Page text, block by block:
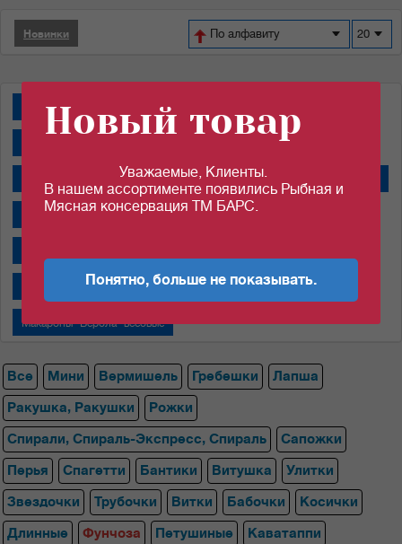
20
По алфавиту
Новинки
Макароны ТМ "Крошка-Поварешка"
Крошка-Поварешка 3 кг группа А Крошка-Поварешка 3 кг группа В
Макароны ТМ "Макфа" Макароны ТМ "Рахимов"
Макароны ТМ "Верола" Макароны "Верола" фасовка 0,4 кг
Макароны "Верола" весовые
Все Мини Вермишель Гребешки
Лапша
Ракушка, Ракушки
Рожки
Спирали, Спираль-Экспресс, Спираль
Сапожки
Перья
Спагетти Бантики Витушка
Улитки
Звездочки
Трубочки Витки Бабочки
Косички
Длинные
Фунчоза Петушиные Каватаппи
Новый товар
Уважаемые, Клиенты.
В нашем ассортименте появились Рыбная и
Мясная консервация ТМ БАРС.
Понятно, больше не показывать.